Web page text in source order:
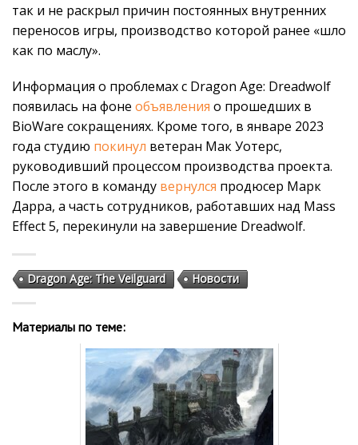
так и не раскрыл причин постоянных внутренних
переносов игры, производство которой ранее «шло
как по маслу».
Информация о проблемах с Dragon Age: Dreadwolf
появилась на фоне объявления о прошедших в
BioWare сокращениях. Кроме того, в январе 2023
года студию покинул ветеран Мак Уотерс,
руководивший процессом производства проекта.
После этого в команду вернулся продюсер Марк
Дарра, а часть сотрудников, работавших над Mass
Effect 5, перекинули на завершение Dreadwolf.
Dragon Age: The Veilguard Новости
Материалы по теме: